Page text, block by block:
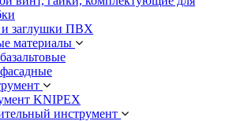
заглушки ПВХ
материалы
KNIPEX
инструмент